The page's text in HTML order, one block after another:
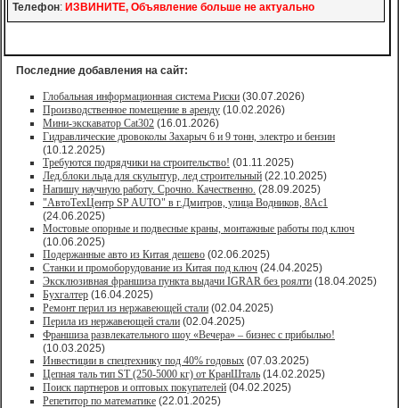
Телефон: ИЗВИНИТЕ, Объявление больше не актуально
Последние добавления на сайт:
Глобальная информационная система Риски (30.07.2026)
Производственное помещение в аренду (10.02.2026)
Мини-экскаватор Cat302 (16.01.2026)
Гидравлические дровоколы Захарыч 6 и 9 тонн, электро и бензин
(10.12.2025)
Требуются подрядчики на строительство! (01.11.2025)
Лед,блоки льда для скульптур, лед строительный (22.10.2025)
Напишу научную работу. Срочно. Качественно. (28.09.2025)
"АвтоТехЦентр SP AUTO" в г.Дмитров, улица Водников, 8Ас1
(24.06.2025)
Мостовые опорные и подвесные краны, монтажные работы под ключ
(10.06.2025)
Подержанные авто из Китая дешево (02.06.2025)
Станки и промоборудование из Китая под ключ (24.04.2025)
Эксклюзивная франшиза пункта выдачи IGRAR без роялти (18.04.2025)
Бухгалтер (16.04.2025)
Ремонт перил из нержавеющей стали (02.04.2025)
Перила из нержавеющей стали (02.04.2025)
Франшиза развлекательного шоу «Вечера» – бизнес с прибылью!
(10.03.2025)
Инвестиции в спецтехнику под 40% годовых (07.03.2025)
Цепная таль тип ST (250-5000 кг) от КранШталь (14.02.2025)
Поиск партнеров и оптовых покупателей (04.02.2025)
Репетитор по математике (22.01.2025)